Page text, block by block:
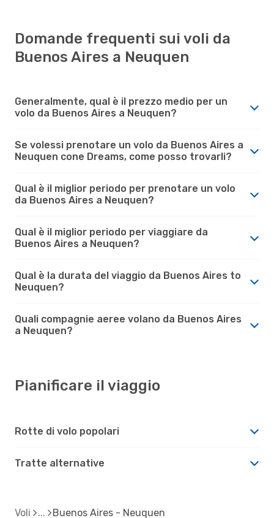
Domande frequenti sui voli da
Buenos Aires a Neuquen
Generalmente, qual è il prezzo medio per un
volo da Buenos Aires a Neuquen?
Se volessi prenotare un volo da Buenos Aires a
Neuquen cone Dreams, come posso trovarli?
Qual è il miglior periodo per prenotare un volo
da Buenos Aires a Neuquen?
Qual è il miglior periodo per viaggiare da
Buenos Aires a Neuquen?
Qual è la durata del viaggio da Buenos Aires to
Neuquen?
Quali compagnie aeree volano da Buenos Aires
a Neuquen?
Pianificare il viaggio
Rotte di volo popolari
Tratte alternative
Voli Buenos Aires - Neuquen